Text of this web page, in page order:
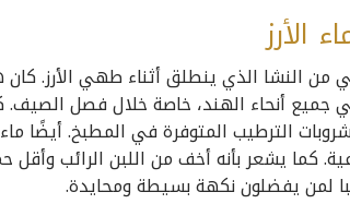
الأرز
من النشا الذي ينطلق أثناء طهي الأرز.
جميع أنحاء الهند، خاصة خلال فصل
الترطيب المتوفرة في المطبخ. أيضًا
كما يشعر بأنه أخف من اللبن الرائب
لمن يفضلون نكهة بسيطة ومحايدة.